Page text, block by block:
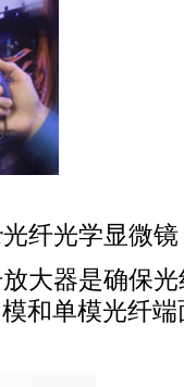
纤光学显微镜
大器是确保
和单模光纤